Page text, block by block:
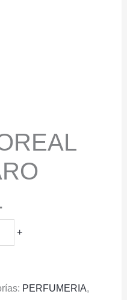
+
PERFUMERIA,